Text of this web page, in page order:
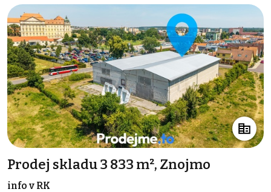
Prodej skladu 3 833 m², Znojmo
info v RK